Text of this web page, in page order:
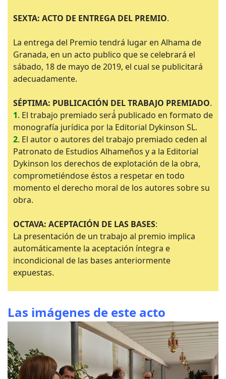
SEXTA: ACTO DE ENTREGA DEL PREMIO.
La entrega del Premio tendrá lugar en Alhama de
Granada, en un acto publico que se celebrará el
sábado, 18 de mayo de 2019, el cual se publicitará
adecuadamente.
SÉPTIMA: PUBLICACIÓN DEL TRABAJO PREMIADO.
1. El trabajo premiado será́ publicado en formato de
monografía jurídica por la Editorial Dykinson SL.
2. El autor o autores del trabajo premiado ceden al
Patronato de Estudios Alhameños y a la Editorial
Dykinson los derechos de explotación de la obra,
comprometiéndose éstos a respetar en todo
momento el derecho moral de los autores sobre su
obra.
OCTAVA: ACEPTACIÓN DE LAS BASES:
La presentación de un trabajo al premio implica
automáticamente la aceptación íntegra e
incondicional de las bases anteriormente
expuestas.
Las imágenes de este acto